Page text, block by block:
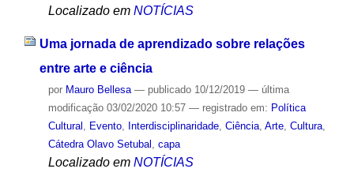
Localizado em NOTÍCIAS
Uma jornada de aprendizado sobre relações
entre arte e ciência
por Mauro Bellesa — publicado10/12/2019 — última
modificação03/02/2020 10:57 — registrado em: Política
Cultural , Evento, Interdisciplinaridade, Ciência, Arte, Cultura,
Cátedra Olavo Setubal , capa
Localizado em NOTÍCIAS